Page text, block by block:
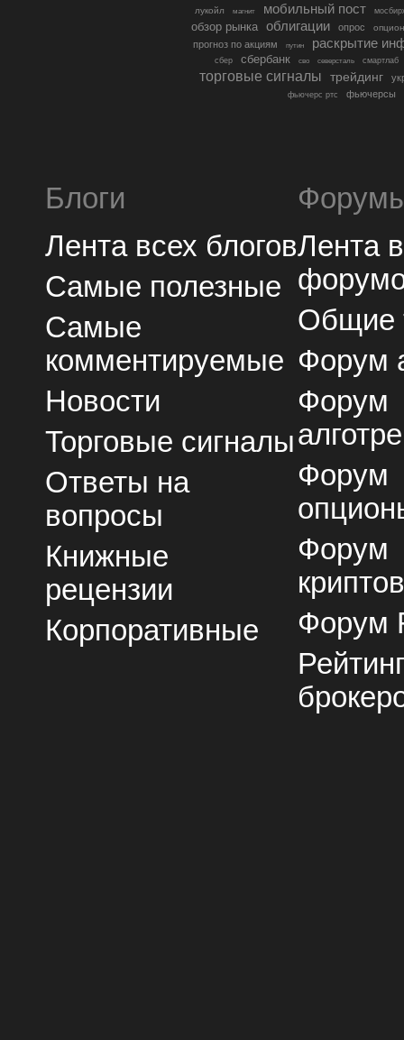
лукойл
магнит мобильный пост
обзор рынка облигации опрос
прогноз по акциям путин раскрытие
сбер сбербанк сво северсталь смартлаб
торговые сигналы трейдинг
фьючерс ртс фьючерсы
Блоги
Лента всех блогов
Самые полезные
Самые
комментируемые
Новости
Торговые сигналы
Ответы на
вопросы
Книжные
рецензии
Корпоративные
Лента
Общие
Форум
Форум
Форум
Форум
Форум